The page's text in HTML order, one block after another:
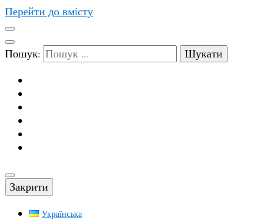
Перейти до вмісту
Пошук:
Закрити
Українська